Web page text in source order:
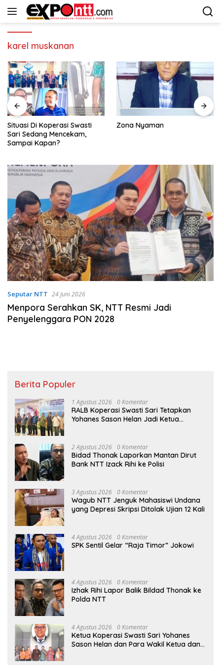
Langsung
karel muskanan
Situasi Di Koperasi Swasti
Sari Sedang Mencekam,
Sampai Kapan?
Zona Nyaman
Seputar NTT 24 Juni 2026
Menpora Serahkan SK, NTT Resmi Jadi
Penyelenggara PON 2028
Berita Populer
1 Agustus 2026 0 Komentar
RALB Koperasi Swasti Sari Tetapkan
Yohanes Sason Helan Jadi Ketua
2 Agustus 2026 0 Komentar
Bidad Thonak Laporkan Mantan Dirut
Bank NTT Izack Rihi ke Polisi
3 Agustus 2026 0 Komentar
Wagub NTT Jenguk Mahasiswi Undana
yang Depresi Skripsi Ditolak Ujian 12 Kali
4 Agustus 2026 0 Komentar
SPK Sentil Gelar “Raja Timor” Jokowi
4 Agustus 2026 0 Komentar
Izhak Rihi Lapor Balik Bildad Thonak ke
Polda NTT
4 Agustus 2026 0 Komentar
Ketua Koperasi Swasti Sari Yohanes
Sason Helan dan Para Wakil Ketua dan